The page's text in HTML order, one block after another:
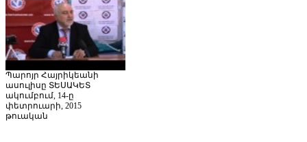
Պարոյր Հայրիկեանի
ասուլիսը ՏԵՍԱԿԵՏ
ակումբում, 14-ը
փետրուարի, 2015
թուական